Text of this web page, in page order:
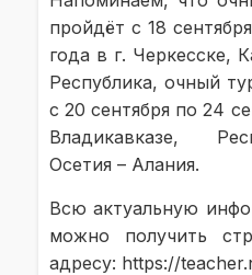
пройдёт с 18
года в г. Черкесске,
Республика, очный
с 20 сентября по 24
Владикавказе,
Осетия – Алания.
Всю актуальную
можно получить
адресу: https://